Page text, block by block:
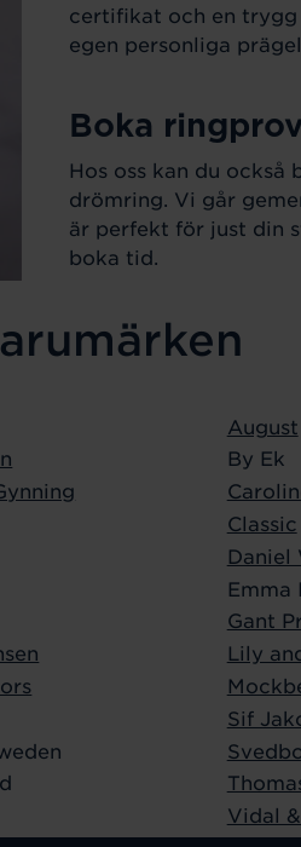
certifikat och en
egen personliga
Boka
Hos oss kan du
drömring. Vi går
är perfekt för just din
boka tid.
August
By Ek
Classic
Daniel
Emma
Gant
Lily
Sif
Vidal